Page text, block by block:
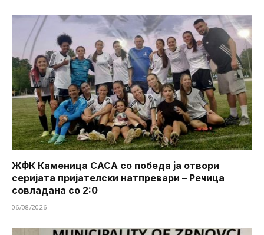
ЖФК Каменица САСА со победа ја отвори
серијата пријателски натпревари – Речица
совладана со 2:0
06/08/2026